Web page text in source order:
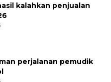
kalahkan penjualan
perjalanan pemudik